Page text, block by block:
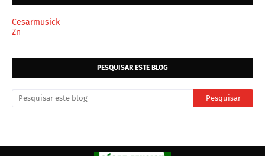
Cesarmusick
Zn
PESQUISAR ESTE BLOG